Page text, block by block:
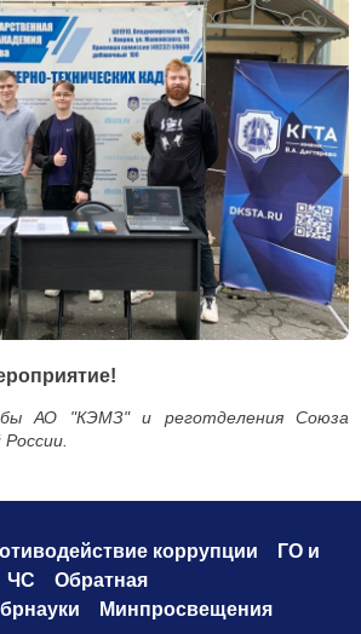
АО "КЭМЗ" и реготделения Союза
коррупции
ГО и
ЧС
Обратная
Минпросвещения